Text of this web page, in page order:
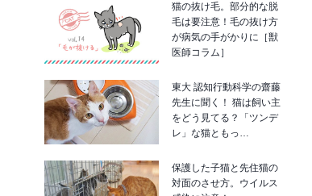
猫の抜け毛。部分的な脱
毛は要注意！毛の抜け方
が病気の手がかりに［獣
医師コラム］
東大 認知行動科学の齋藤
先生に聞く！ 猫は飼い主
をどう見てる？「ツンデ
レ」な猫ともっ…
保護した子猫と先住猫の
対面のさせ方。ウイルス